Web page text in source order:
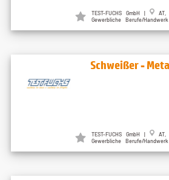
TEST-FUCHS GmbH |
AT,
Gewerbliche Berufe/
Schweißer -
TEST-FUCHS GmbH |
AT,
Gewerbliche Berufe/